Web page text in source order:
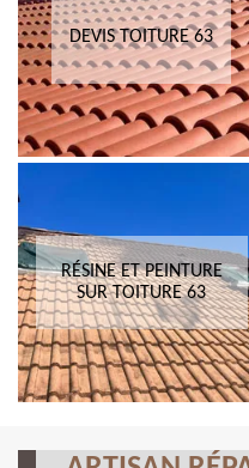
DEVIS TOITURE 63
RÉSINE ET PEINTURE
SUR TOITURE 63